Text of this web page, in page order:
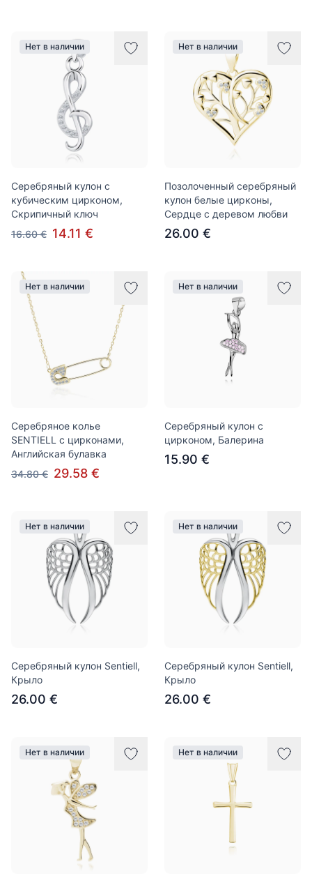
Нет в наличии
Серебряный кулон с
кубическим цирконом,
Скрипичный ключ
16.60 € 14.11 €
Нет в наличии
Позолоченный серебряный
кулон белые цирконы,
Сердце с деревом любви
26.00 €
Нет в наличии
Серебряное колье
SENTIELL с цирконами,
Английская булавка
34.80 € 29.58 €
Нет в наличии
Серебряный кулон с
цирконом, Балерина
15.90 €
Нет в наличии
Серебряный кулон Sentiell,
Крыло
26.00 €
Нет в наличии
Серебряный кулон Sentiell,
Крыло
26.00 €
Нет в наличии Нет в наличии